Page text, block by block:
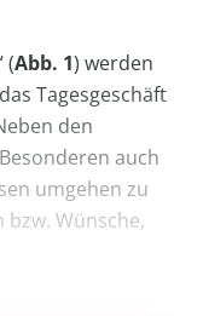
(Abb. 1) werden
Tagesgeschäft
den
auch
umgehen zu
Wünsche,